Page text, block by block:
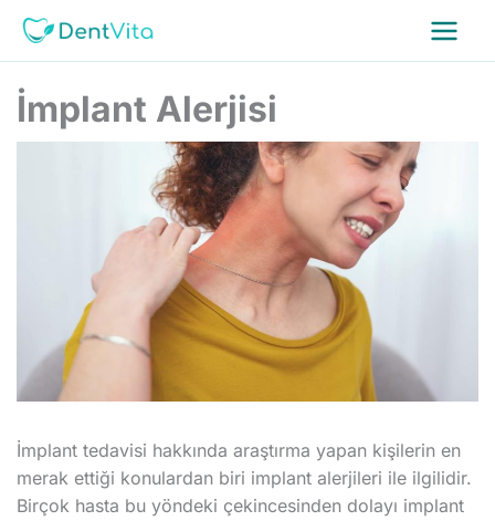
İçeriğe
atla
İmplant Alerjisi
İmplant tedavisi hakkında araştırma yapan kişilerin en
merak ettiği konulardan biri implant alerjileri ile ilgilidir.
Birçok hasta bu yöndeki çekincesinden dolayı implant